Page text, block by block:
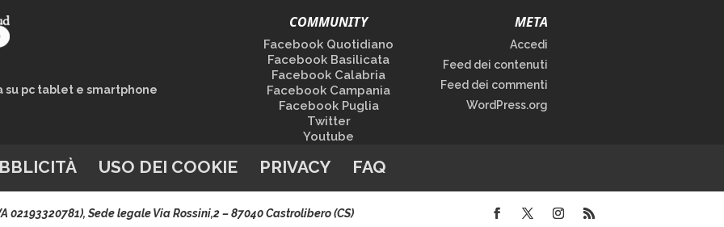
pc tablet e smartphone
COMMUNITY
Facebook Quotidiano
Facebook Basilicata
Facebook Calabria
Facebook Campania
Facebook Puglia
Twitter
Youtube
META
Accedi
Feed dei contenuti
Feed dei commenti
WordPress.org
USO DEI COOKIE PRIVACY FAQ
02193320781), Sede legale Via Rossini,2 – 87040 Castrolibero (CS)